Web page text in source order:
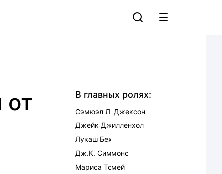
от В главных ролях:
Сэмюэл Л. Джексон
Джейк Джилленхол
Лукаш Бех
Дж.К. Симмонс
Мариса Томей